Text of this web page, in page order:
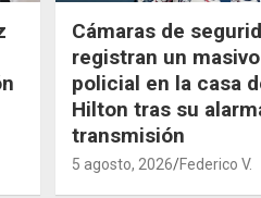
Cámaras de
registran un
policial en la casa
Hilton tras su
transmisión
5 agosto, 2026 Federico V.